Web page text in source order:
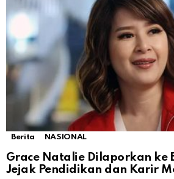
Berita NASIONAL
Grace Natalie Dilaporkan ke
Jejak Pendidikan dan Karir